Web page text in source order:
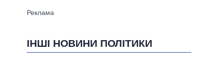
ІНШІ НОВИНИ ПОЛІТИКИ